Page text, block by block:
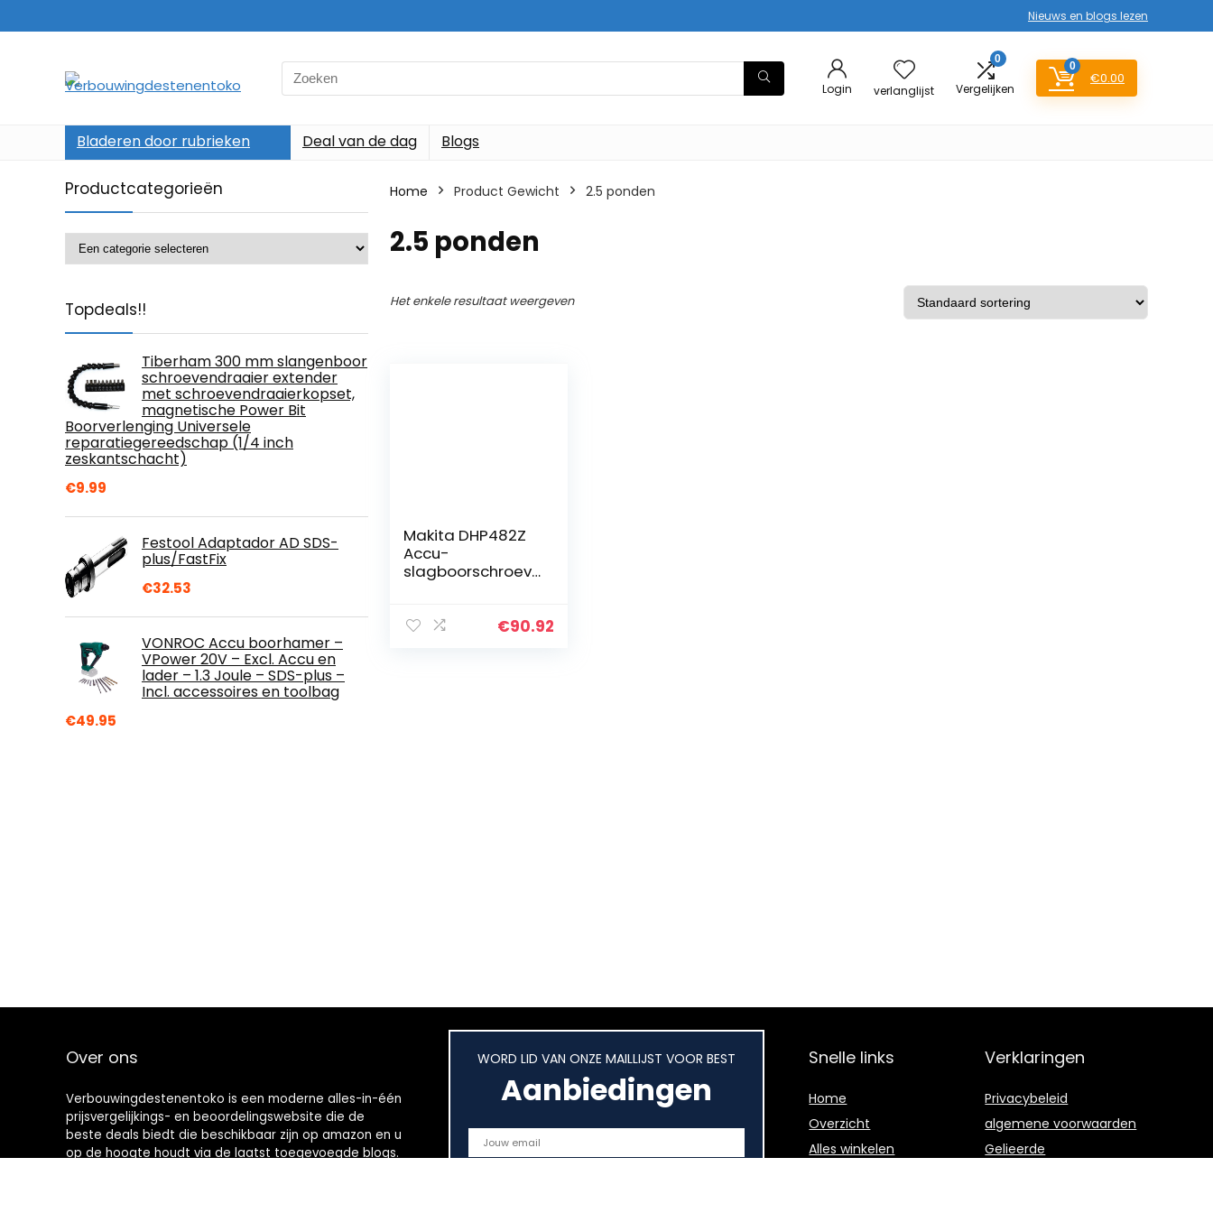
Nieuws en blogs lezen
Search
for:
Login verlanglijst
0
Vergelijken
0
€0.00
Bladeren door rubrieken Deal van de dag Blogs
Productcategorieën
Topdeals!!
Tiberham 300 mm slangenboor
schroevendraaier extender
met schroevendraaierkopset,
magnetische Power Bit
Boorverlenging Universele
reparatiegereedschap (1/4 inch
zeskantschacht)
€9.99
Festool Adaptador AD SDS-
plus/FastFix
€32.53
VONROC Accu boorhamer –
VPower 20V – Excl. Accu en
lader – 1.3 Joule – SDS-plus –
Incl. accessoires en toolbag
€49.95
Home Product Gewicht ‎2.5 ponden
‎2.5 ponden
Het enkele resultaat weergeven
Makita DHP482Z
Accu-
slagboorschroev
zonder oplader)
€90.92
Over ons
Verbouwingdestenentoko is een moderne alles-in-één
prijsvergelijkings- en beoordelingswebsite die de
beste deals biedt die beschikbaar zijn op amazon en u
op de hoogte houdt via de laatst toegevoegde blogs.
WORD LID VAN ONZE MAILLIJST VOOR BEST
Aanbiedingen
Snelle links
Home
Overzicht
Alles winkelen
Verklaringen
Privacybeleid
algemene voorwaarden
Gelieerde